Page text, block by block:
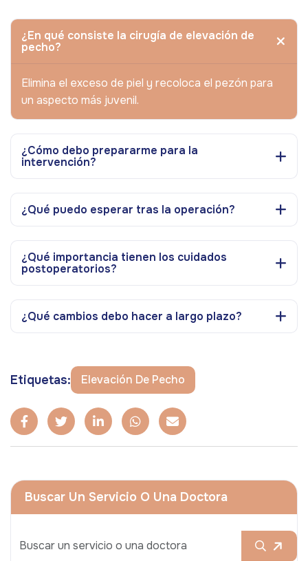
¿En qué consiste la cirugía de elevación de
pecho?
Elimina el exceso de piel y recoloca el pezón para
un aspecto más juvenil.
¿Cómo debo prepararme para la
intervención?
¿Qué puedo esperar tras la operación?
¿Qué importancia tienen los cuidados
postoperatorios?
¿Qué cambios debo hacer a largo plazo?
Etiquetas: Elevación De Pecho
Buscar Un Servicio O Una Doctora